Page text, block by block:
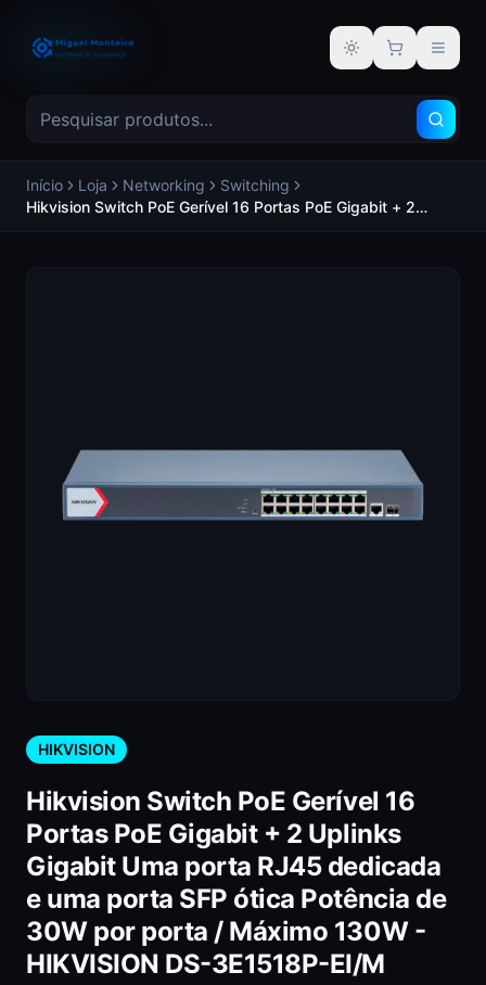
Alternar tema
Início Loja Networking
Switching
Hikvision Switch PoE Gerível 16 Portas PoE Gigabit + 2
HIKVISION
Hikvision Switch PoE Gerível 16
Portas PoE Gigabit + 2 Uplinks
Gigabit Uma porta RJ45 dedicada
e uma porta SFP ótica Potência de
30W por porta / Máximo 130W -
HIKVISION DS-3E1518P-EI/M